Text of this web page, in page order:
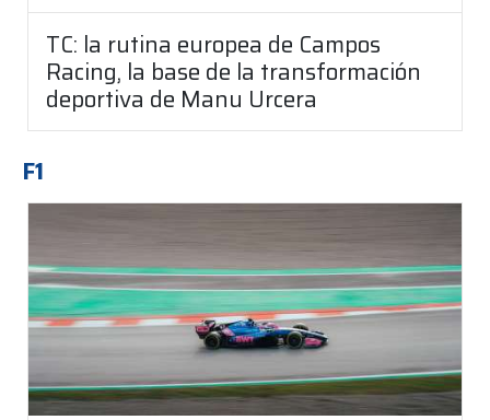
TC: la rutina europea de Campos
Racing, la base de la transformación
deportiva de Manu Urcera
F1